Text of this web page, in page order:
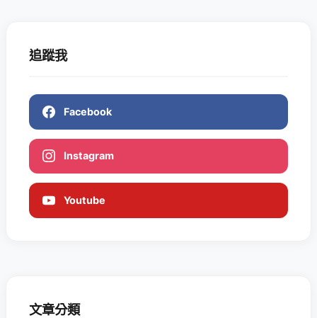
追蹤我
Facebook
Instagram
Youtube
文章分類